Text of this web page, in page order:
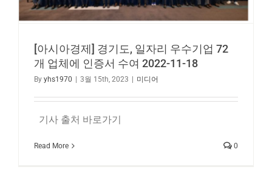
[아시아경제] 경기도, 일자리 우수기업 72
개 업체에 인증서 수여 2022-11-18
By yhs1970 3월 15th, 2023 미디어
기사 출처 바로가기
Read More 0